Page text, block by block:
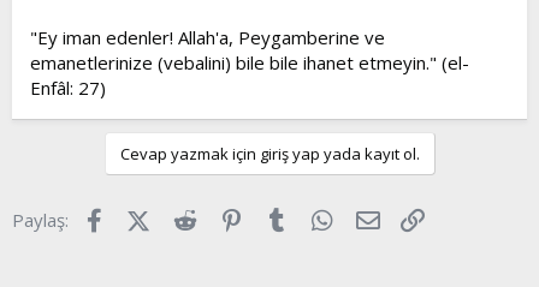
"Ey iman edenler! Allah'a, Peygamberine ve
emanetlerinize (vebalini) bile bile ihanet etmeyin." (el-
Enfâl: 27)
Cevap yazmak için giriş yap yada kayıt ol.
Paylaş: FacebookX (Twitter)
Reddit Pinterest
Tumblr WhatsApp
E-posta